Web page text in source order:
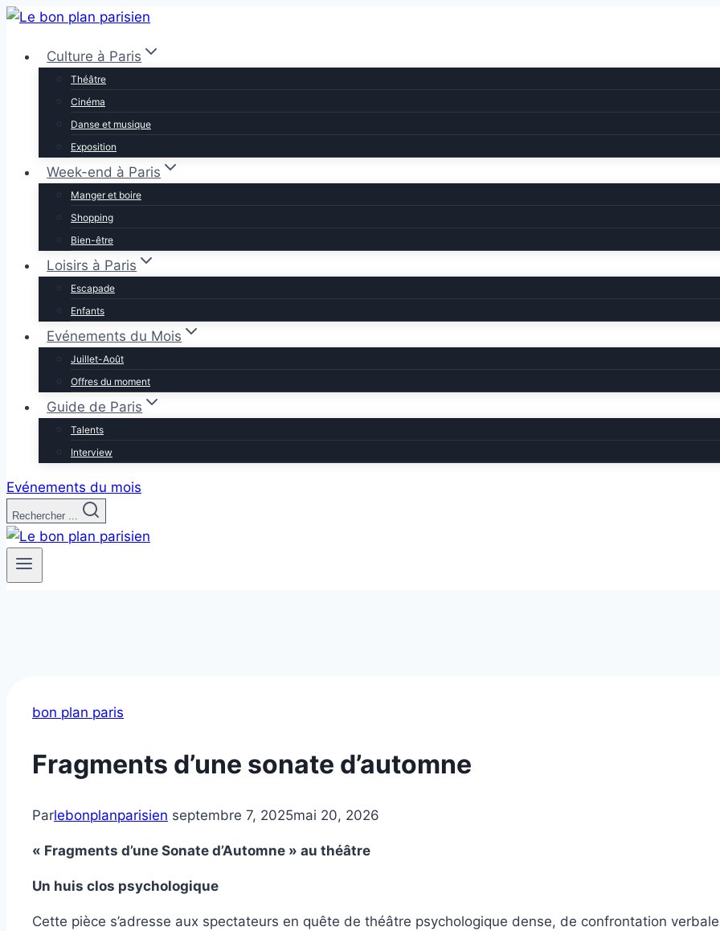
Aller
contenuCulture à Paris
Théâtre
Cinéma
Danse et musique
Exposition
Week-end à Paris
Manger et boire
Shopping
Bien-être
Loisirs à Paris
Escapade
Enfants
Evénements du Mois
Juillet-Août
Offres du moment
Guide de Paris
Talents
Interview
Evénements du mois
Rechercher ...
bon plan paris
Fragments d’une sonate d’automne
Parlebonplanparisien septembre 7, 2025mai 20, 2026
« Fragments d’une Sonate d’Automne » au théâtre
Un huis clos psychologique
Cette pièce s’adresse aux spectateurs en quête de théâtre psychologique dense, de confrontation